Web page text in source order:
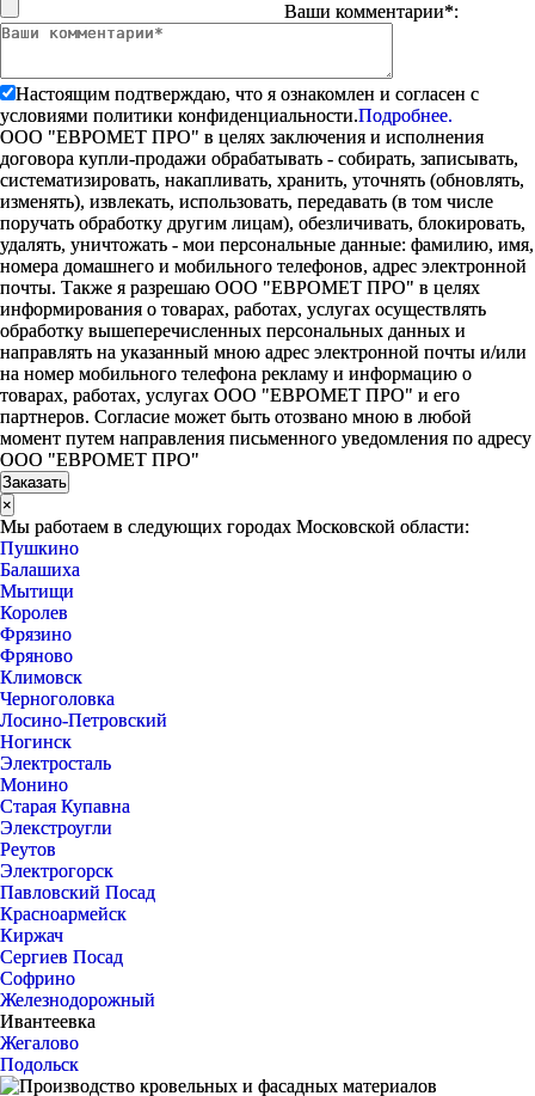
Ваши комментарии*:
Настоящим подтверждаю, что я ознакомлен и согласен с
условиями политики конфиденциальности.Подробнее.
ООО "ЕВРОМЕТ ПРО" в целях заключения и исполнения
договора купли-продажи обрабатывать - собирать, записывать,
систематизировать, накапливать, хранить, уточнять (обновлять,
изменять), извлекать, использовать, передавать (в том числе
поручать обработку другим лицам), обезличивать, блокировать,
удалять, уничтожать - мои персональные данные: фамилию, имя,
номера домашнего и мобильного телефонов, адрес электронной
почты. Также я разрешаю ООО "ЕВРОМЕТ ПРО" в целях
информирования о товарах, работах, услугах осуществлять
обработку вышеперечисленных персональных данных и
направлять на указанный мною адрес электронной почты и/или
на номер мобильного телефона рекламу и информацию о
товарах, работах, услугах ООО "ЕВРОМЕТ ПРО" и его
партнеров. Согласие может быть отозвано мною в любой
момент путем направления письменного уведомления по адресу
ООО "ЕВРОМЕТ ПРО"
×
Мы работаем в следующих городах Московской области:
Пушкино
Балашиха
Мытищи
Королев
Фрязино
Фряново
Климовск
Черноголовка
Лосино-Петровский
Ногинск
Электросталь
Монино
Старая Купавна
Элекстроугли
Реутов
Электрогорск
Павловский Посад
Красноармейск
Киржач
Сергиев Посад
Софрино
Железнодорожный
Ивантеевка
Жегалово
Подольск